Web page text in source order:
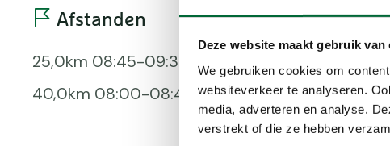
Deze website maakt gebruik van
We gebruiken cookies om
websiteverkeer te analyseren.
media, adverteren en analyse.
verstrekt of die ze hebben
Afstanden
25,0km 08:45-09:30 uur
40,0km 08:00-08:45 uur
Bepijld
Digitaal
EHBO